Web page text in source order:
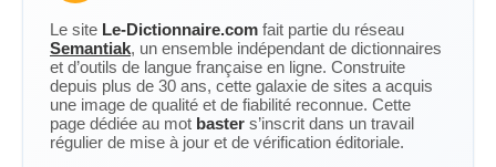
Le site Le-Dictionnaire.com fait partie du réseau
Semantiak, un ensemble indépendant de dictionnaires
et d’outils de langue française en ligne. Construite
depuis plus de 30 ans, cette galaxie de sites a acquis
une image de qualité et de fiabilité reconnue. Cette
page dédiée au mot baster s’inscrit dans un travail
régulier de mise à jour et de vérification éditoriale.